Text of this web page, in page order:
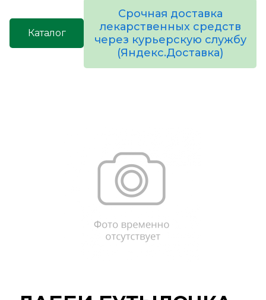
Каталог
Срочная доставка
лекарственных средств
через курьерскую службу
(Яндекс.Доставка)